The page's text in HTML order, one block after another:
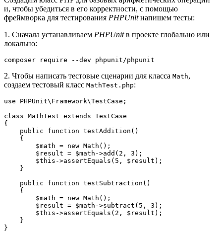
и, чтобы убедиться в его корректности, с помощью
фреймворка для тестирования PHPUnitнапишем тесты:
1. Сначала устанавливаем PHPUnitв проекте глобально или
локально:
composer require --dev phpunit/phpunit
2. Чтобы написать тестовые сценарии для класса Math,
создаем тестовый класс MathTest.php:
use PHPUnit\Framework\TestCase;
class MathTest extends TestCase
{
    public function testAddition()
    {
        $math = new Math();
        $result = $math->add(2, 3);
        $this->assertEquals(5, $result);
    }
    public function testSubtraction()
    {
        $math = new Math();
        $result = $math->subtract(5, 3);
        $this->assertEquals(2, $result);
    }
}